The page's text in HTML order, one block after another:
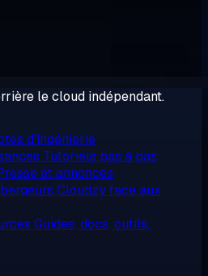
le cloud indépendant.
d'ingénierie
Tutoriels pas à pas
et annonces
Cloudzy face aux
Guides, docs, outils,